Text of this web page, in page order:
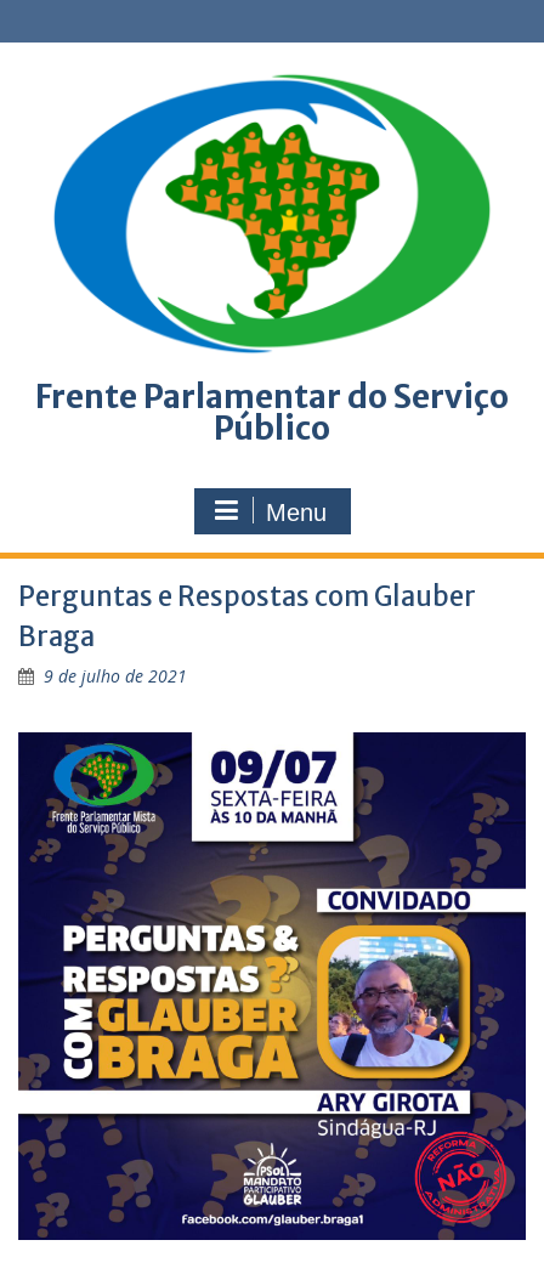
to
Frente Parlamentar do Serviço
Público
Menu
Perguntas e Respostas com Glauber
Braga
9 de julho de 2021